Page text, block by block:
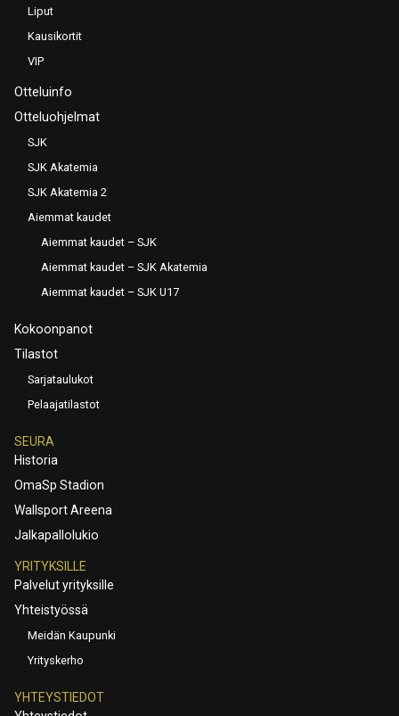
Liput
Kausikortit
VIP
Otteluinfo
Otteluohjelmat
SJK
SJK Akatemia
SJK Akatemia 2
Aiemmat kaudet
Aiemmat kaudet – SJK
Aiemmat kaudet – SJK Akatemia
Aiemmat kaudet – SJK U17
Kokoonpanot
Tilastot
Sarjataulukot
Pelaajatilastot
SEURA
Historia
OmaSp Stadion
Wallsport Areena
Jalkapallolukio
YRITYKSILLE
Palvelut yrityksille
Yhteistyössä
Meidän Kaupunki
Yrityskerho
YHTEYSTIEDOT